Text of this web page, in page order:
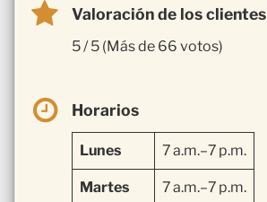
Valoración de los clientes
5 / 5 (Más de 66 votos)
Horarios
Lunes 7 a.m.–7 p.m.
Martes 7 a.m.–7 p.m.